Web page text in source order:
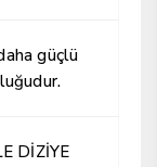
güçlü
DİZİYE